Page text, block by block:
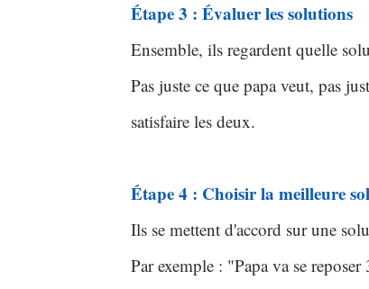
Étape 3 : Évaluer les solutions
Ensemble, ils regardent quelle
Pas juste ce que papa veut, pas
satisfaire les deux.
Étape 4 : Choisir la meilleure
Ils se mettent d'accord sur une
Par exemple : "Papa va se